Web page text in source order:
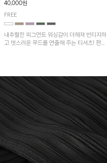
40,000원
FREE
내추럴한 피그먼트 워싱감이 더해져 빈티지하
고 멋스러운 무드를 연출해 주는 티셔츠! 편안